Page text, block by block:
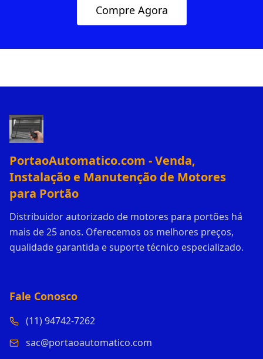
Compre Agora
PortaoAutomatico.com - Venda,
Instalação e Manutenção de Motores
para Portão
Distribuidor autorizado de motores para portões há
mais de 25 anos. Oferecemos os melhores preços,
qualidade garantida e suporte técnico especializado.
Fale Conosco
(11) 94742-7262
sac@portaoautomatico.com